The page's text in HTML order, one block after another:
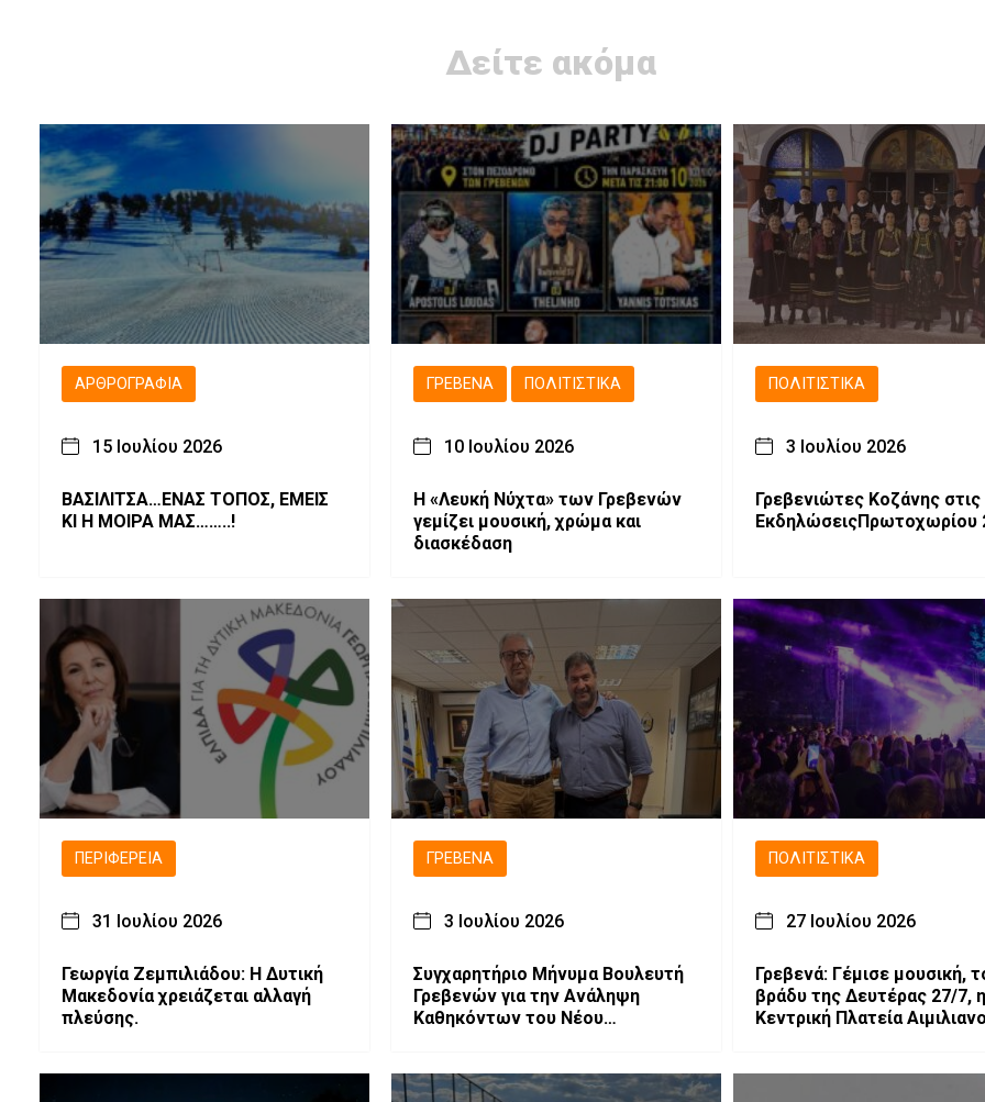
Δείτε ακόμα
ΑΡΘΡΟΓΡΑΦΊΑ
15 Ιουλίου 2026
ΒΑΣΙΛΙΤΣΑ…ΕΝΑΣ ΤΟΠΟΣ, ΕΜΕΙΣ
ΚΙ Η ΜΟΙΡΑ ΜΑΣ……..!
ΓΡΕΒΕΝΆ ΠΟΛΙΤΙΣΤΙΚΆ
10 Ιουλίου 2026
Η «Λευκή Νύχτα» των Γρεβενών
γεμίζει μουσική, χρώμα και
διασκέδαση
ΠΟΛΙΤΙΣΤΙΚΆ
3 Ιουλίου 2026
Γρεβενιώτες Κοζάνης στις
ΕκδηλώσειςΠρωτοχωρίου
ΠΕΡΙΦΈΡΕΙΑ
31 Ιουλίου 2026
Γεωργία Ζεμπιλιάδου: Η Δυτική
Μακεδονία χρειάζεται αλλαγή
πλεύσης.
ΓΡΕΒΕΝΆ
3 Ιουλίου 2026
Συγχαρητήριο Μήνυμα Βουλευτή
Γρεβενών για την Ανάληψη
Καθηκόντων του Νέου
ΠΟΛΙΤΙΣΤΙΚΆ
27 Ιουλίου 2026
Γρεβενά: Γέμισε μουσική,
βράδυ της Δευτέρας 27/7, η
Κεντρική Πλατεία